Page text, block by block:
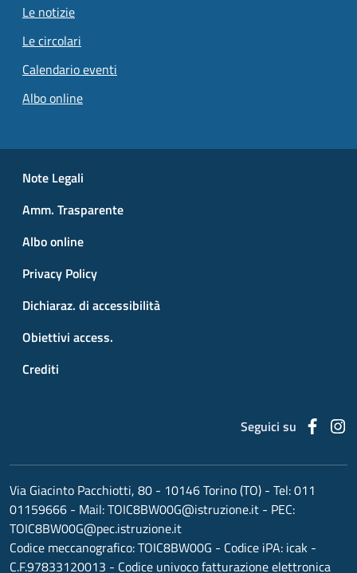
Le notizie
Le circolari
Calendario eventi
Albo online
Small prints
Note Legali
Amm. Trasparente
Albo online
Privacy Policy
Dichiaraz. di accessibilità
Obiettivi access.
Crediti
Seguici su
Via Giacinto Pacchiotti, 80 - 10146 Torino (TO) - Tel:011
01159666 - Mail:TOIC8BW00G@istruzione.it - PEC:
TOIC8BW00G@pec.istruzione.it
Codice meccanografico:TOIC8BW00G - Codice iPA: icak -
C.F.97833120013 - Codice univoco fatturazione elettronica